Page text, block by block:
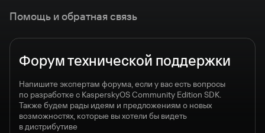
Помощь и обратная связь
Форум технической поддержки
Напишите экспертам форума, если у вас есть вопросы
по разработке c KasperskyOS Community Edition SDK.
Также будем рады идеям и предложениям о новых
возможностях, которые вы хотели бы видеть
в дистрибутиве